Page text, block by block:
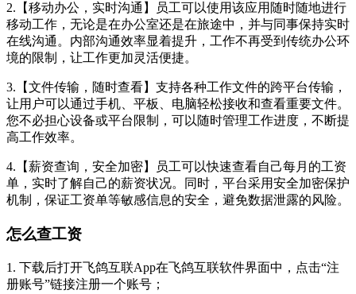
2.【移动办公，实时沟通】员工可以使用该应用随时随地进行
移动工作，无论是在办公室还是在旅途中，并与同事保持实时
在线沟通。内部沟通效率显着提升，工作不再受到传统办公环
境的限制，让工作更加灵活便捷。
3.【文件传输，随时查看】支持各种工作文件的跨平台传输，
让用户可以通过手机、平板、电脑轻松接收和查看重要文件。
您不必担心设备或平台限制，可以随时管理工作进度，不断提
高工作效率。
4.【薪资查询，安全加密】员工可以快速查看自己每月的工资
单，实时了解自己的薪资状况。同时，平台采用安全加密保护
机制，保证工资单等敏感信息的安全，避免数据泄露的风险。
怎么查工资
1. 下载后打开飞鸽互联App在飞鸽互联软件界面中，点击“注
册账号”链接注册一个账号；